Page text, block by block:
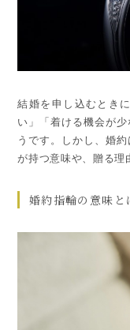
結婚を申し込むとき
い」「着ける機会が
うです。しかし、婚
が持つ意味や、贈る理
婚約指輪の意味と